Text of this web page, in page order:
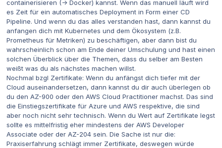
containerisieren (-> Docker) kannst. Wenn das manuell läuft wird
es Zeit für ein automatisches Deployment in Form einer CD
Pipeline. Und wenn du das alles verstanden hast, dann kannst du
anfangen dich mit Kubernetes und dem Ökosystem (z.B.
Prometheus für Metriken) zu beschäftigen, aber dann bist du
wahrscheinlich schon am Ende deiner Umschulung und hast einen
solchen Überblick über die Themen, dass du selber am Besten
weißt was du als nächstes machen willst.
Nochmal bzgl Zertifikate: Wenn du anfängst dich tiefer mit der
Cloud auseinandersetzen, dann kannst du dir auch überlegen ob
du den AZ-900 oder den AWS Cloud Practitioner machst. Das sind
die Einstiegszertifikate für Azure und AWS respektive, die sind
aber noch nicht sehr technisch. Wenn du Wert auf Zertifikate legst
sollte es mittelfristig eher mindestens der AWS Developer
Associate oder der AZ-204 sein. Die Sache ist nur die:
Praxiserfahrung schlägt immer Zertifikate, deswegen würde